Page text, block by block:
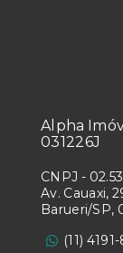
Alpha
031226J
CNPJ -
Av. Cauaxi,
Barueri/SP,
(11)